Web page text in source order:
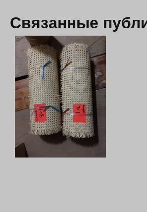
Связанные